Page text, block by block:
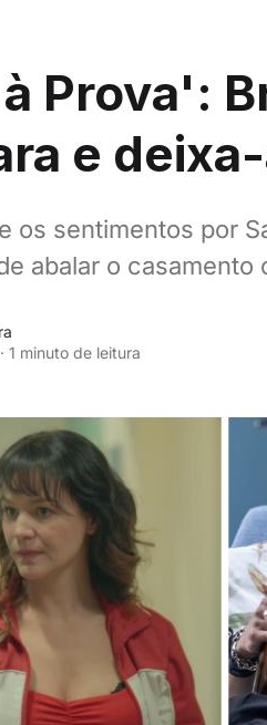
Prova':
e
os sentimentos por
abalar o casamento
· 1 minuto de leitura